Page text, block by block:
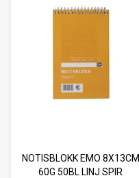
NOTISBLOKK EMO 8X13CM
60G 50BL LINJ SPIR